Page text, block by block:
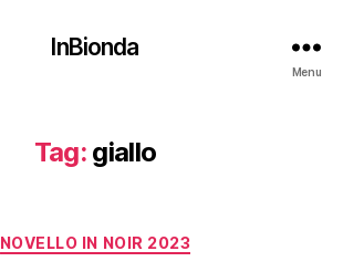
InBionda
Menu
Tag: giallo
Categorie
NOVELLO IN NOIR 2023